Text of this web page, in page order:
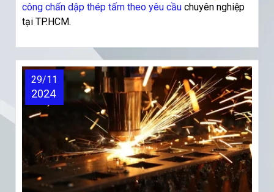
công chấn dập thép tấm theo yêu cầu chuyên nghiệp
tại TP.HCM.
29/11
2024